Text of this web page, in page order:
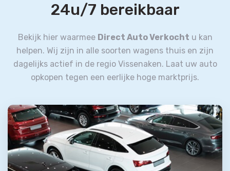
24u/7 bereikbaar
Bekijk hier waarmee Direct Auto Verkocht u kan
helpen. Wij zijn in alle soorten wagens thuis en zijn
dagelijks actief in de regio Vissenaken. Laat uw auto
opkopen tegen een eerlijke hoge marktprijs.